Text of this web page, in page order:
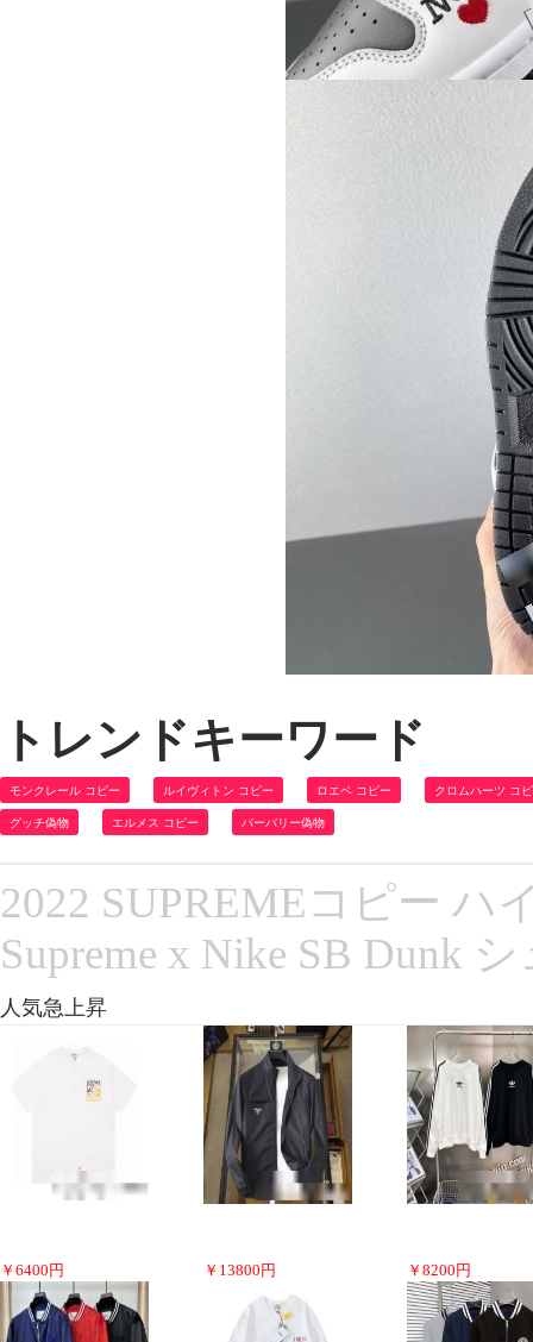
トレンドキーワード
モンクレール コピー ルイヴィトン コピー ロエベ コピー クロムハーツ コ
グッチ偽物 エルメス コピー バーバリー偽物
2022 SUPREMEコピー
Supreme x Nike SB Dunk
人気急上昇
￥ 6400 円 ￥ 13800 円 ￥ 8200 円